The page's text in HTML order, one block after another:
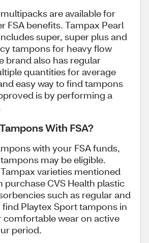
are available for
FSA benefits. Tampax Pearl
super, super plus and
tampons for heavy flow
brand also has regular
quantities for average
easy way to find tampons
is by performing a
With FSA?
with your FSA funds,
may be eligible.
varieties mentioned
purchase CVS Health plastic
such as regular and
find Playtex Sport tampons in
comfortable wear on active
period.